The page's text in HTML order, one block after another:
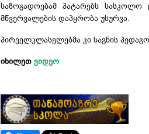
საზოგადოებამ პატარებს
მწვერვალების დაპყრობა უსურვა.
პირველკლასელებმა კი საგნის
იხილეთ ვიდეო